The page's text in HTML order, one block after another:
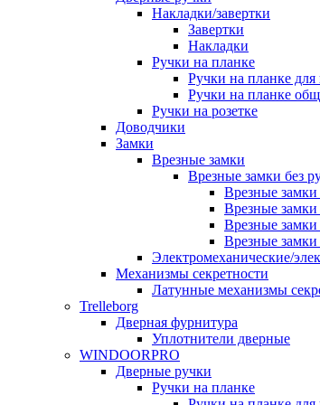
Накладки/завертки
Завертки
Накладки
Ручки на планке
Ручки на планке
Ручки на планке
Ручки на розетке
Доводчики
Замки
Врезные замки
Врезные замки без
Врезные замки
Врезные замки
Врезные замки
Врезные замки
Электромеханические/
Механизмы секретности
Латунные механизмы
Trelleborg
Дверная фурнитура
Уплотнители дверные
WINDOORPRO
Дверные ручки
Ручки на планке